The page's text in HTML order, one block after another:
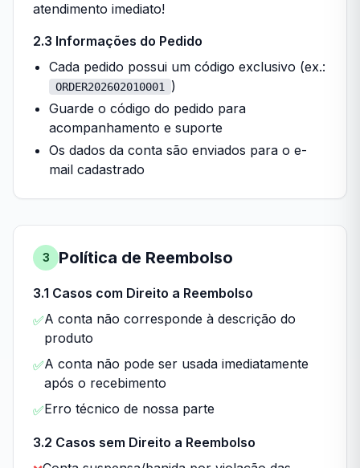
atendimento imediato!
2.3 Informações do Pedido
Cada pedido possui um código exclusivo (ex.:
ORDER202602010001
)
Guarde o código do pedido para
acompanhamento e suporte
Os dados da conta são enviados para o e-
mail cadastrado
3 Política de Reembolso
3.1 Casos com Direito a Reembolso
✅A conta não corresponde à descrição do
produto
✅A conta não pode ser usada imediatamente
após o recebimento
✅Erro técnico de nossa parte
3.2 Casos sem Direito a Reembolso